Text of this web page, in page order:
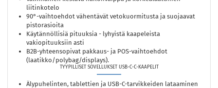
liitinkotelo
90°-vaihtoehdot vähentävät vetokuormitusta ja suojaavat
pistorasioita
Käytännöllisiä pituuksia - lyhyistä kaapeleista
vakiopituuksiin asti
B2B-yhteensopivat pakkaus- ja POS-vaihtoehdot
(laatikko/polybag/displays).
TYYPILLISET SOVELLUKSET USB-C-C-KAAPELIT
Älypuhelinten, tablettien ja USB-C-tarvikkeiden lataaminen